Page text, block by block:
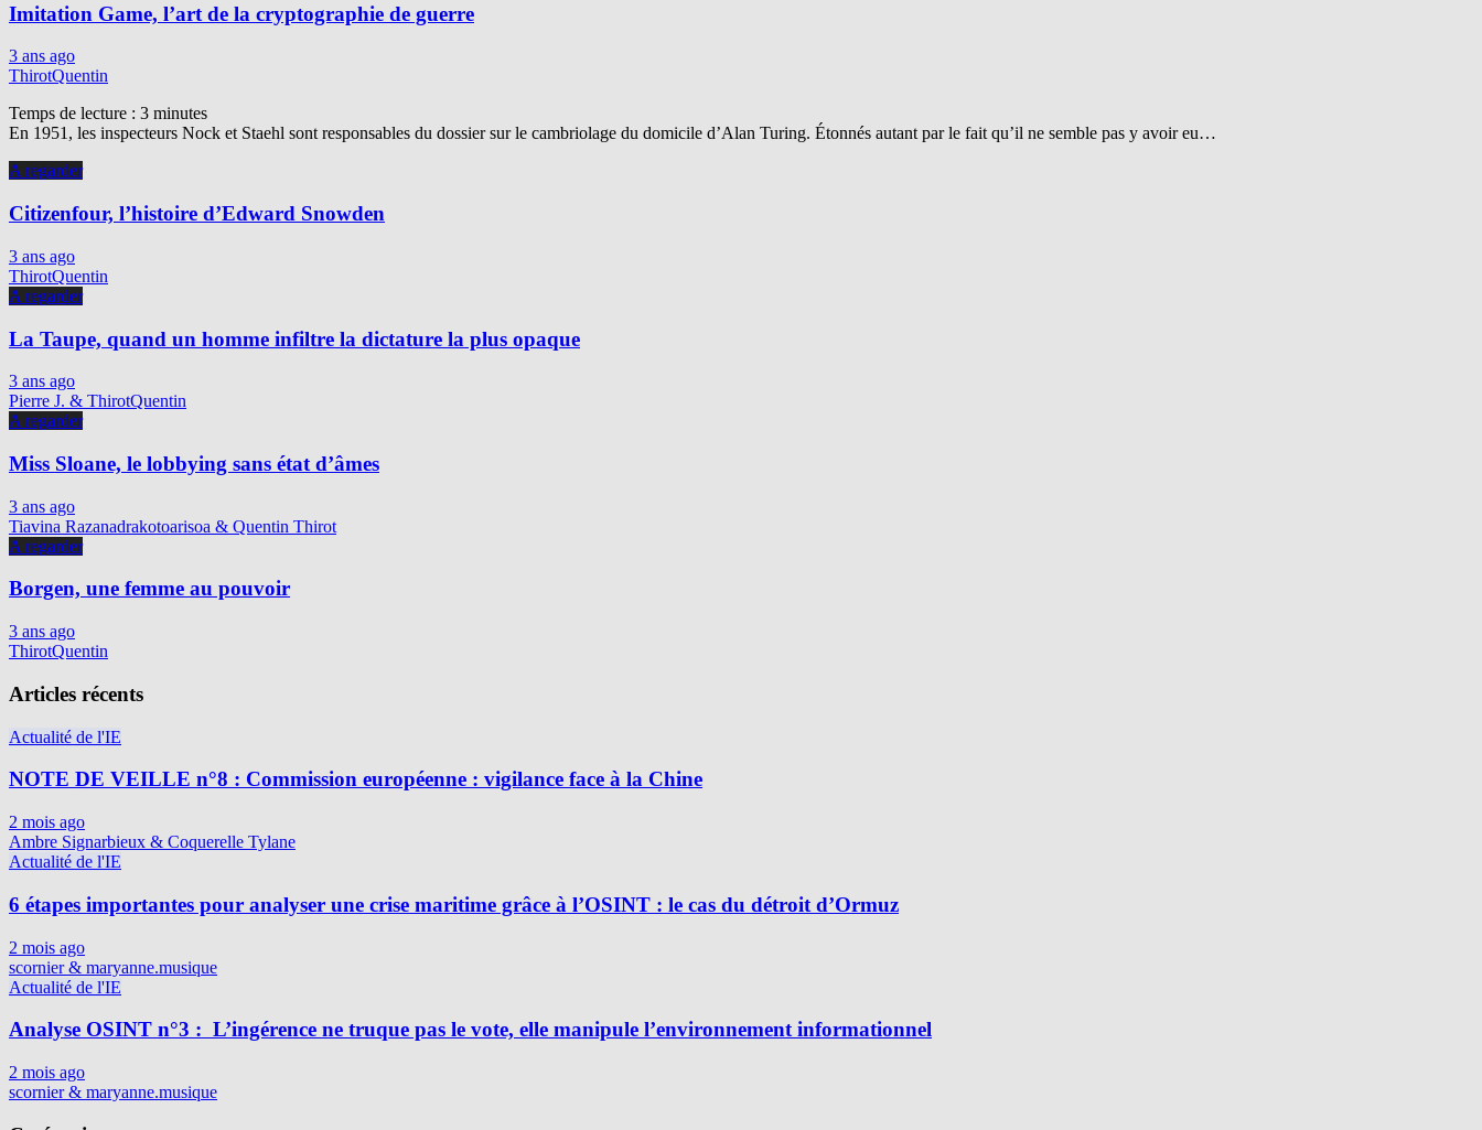
Imitation Game, l’art de la cryptographie de guerre
3 ans ago
ThirotQuentin
Temps de lecture : 3 minutes
En 1951, les inspecteurs Nock et Staehl sont responsables du dossier sur le cambriolage du domicile d’Alan Turing. Étonnés autant par le fait qu’il ne semble pas y avoir eu…
A regarder
Citizenfour, l’histoire d’Edward Snowden
3 ans ago
ThirotQuentin
A regarder
La Taupe, quand un homme infiltre la dictature la plus opaque
3 ans ago
Pierre J. & ThirotQuentin
A regarder
Miss Sloane, le lobbying sans état d’âmes
3 ans ago
Tiavina Razanadrakotoarisoa & Quentin Thirot
A regarder
Borgen, une femme au pouvoir
3 ans ago
ThirotQuentin
Articles récents
Actualité de l'IE
NOTE DE VEILLE n°8 : Commission européenne : vigilance face à la Chine
2 mois ago
Ambre Signarbieux & Coquerelle Tylane
Actualité de l'IE
6 étapes importantes pour analyser une crise maritime grâce à l’OSINT : le cas du détroit d’Ormuz
2 mois ago
scornier & maryanne.musique
Actualité de l'IE
Analyse OSINT n°3 : L’ingérence ne truque pas le vote, elle manipule l’environnement informationnel
2 mois ago
scornier & maryanne.musique